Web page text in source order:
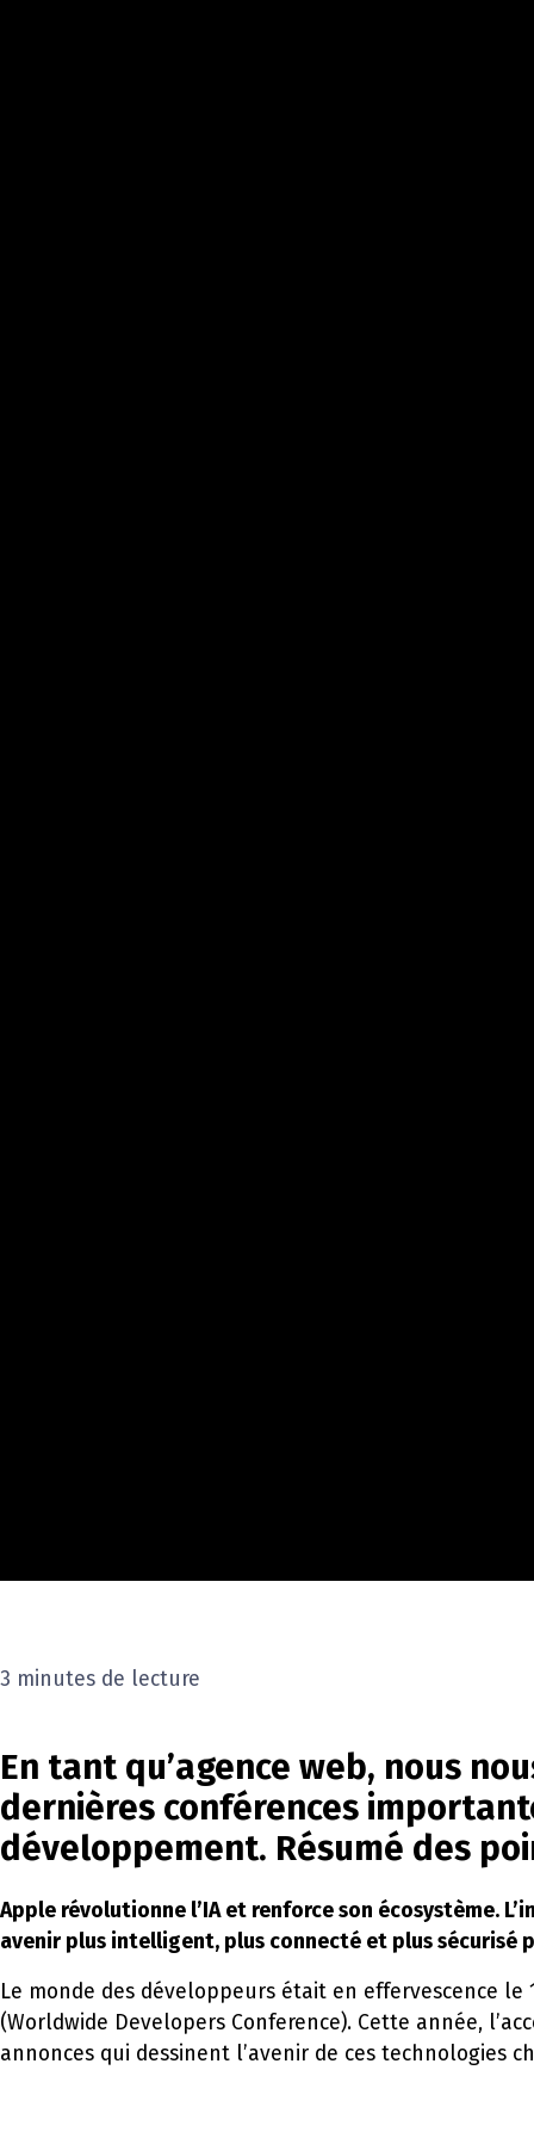
3 minutes de lecture
En tant qu’agence web, nous
dernières conférences
développement. Résumé des
Apple révolutionne l’IA et renforce son écosystème.
avenir plus intelligent, plus connecté et plus sécurisé
Le monde des développeurs était en effervescence
(Worldwide Developers Conference). Cette année,
annonces qui dessinent l’avenir de ces technologies